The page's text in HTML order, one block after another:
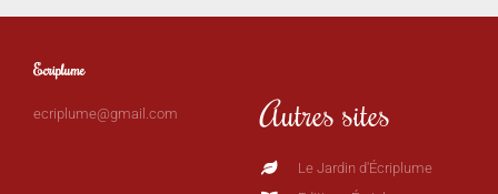
Ecriplume
ecriplume@gmail.com Autres sites
Le Jardin d'Écriplume